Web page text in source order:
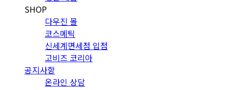
SHOP
다우진 몰
코스메틱
신세계면세점 입점
고비즈 코리아
공지사항
온라인 상담